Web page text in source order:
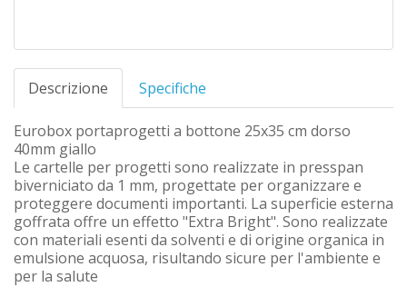
Descrizione Specifiche
Eurobox portaprogetti a bottone 25x35 cm dorso
40mm giallo
Le cartelle per progetti sono realizzate in presspan
biverniciato da 1 mm, progettate per organizzare e
proteggere documenti importanti. La superficie esterna
goffrata offre un effetto "Extra Bright". Sono realizzate
con materiali esenti da solventi e di origine organica in
emulsione acquosa, risultando sicure per l'ambiente e
per la salute